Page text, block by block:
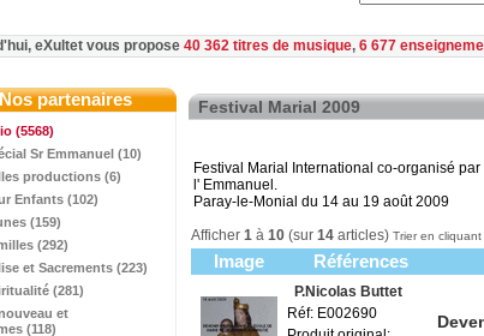
eXultet vous propose 40 362 titres de musique, 6 677
Nos partenaires
(5568)
Sr Emmanuel (10)
productions (6)
Enfants (102)
(159)
(292)
et Sacrements (223)
(281)
et
(118)
Festival Marial 2009
Festival Marial International co-organisé
l' Emmanuel.
Paray-le-Monial du 14 au 19 août 2009
Afficher 1 à 10 (sur 14 articles) Trier en
Image Références
P.Nicolas Buttet
Réf: E002690